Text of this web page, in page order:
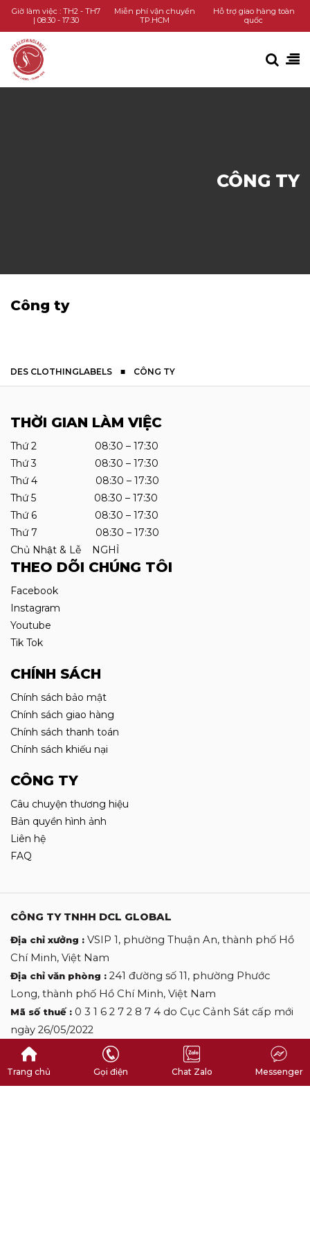
Giờ làm việc : TH2 - TH7
| 08:30 - 17:30
Miễn phí vận chuyển
TP.HCM
Hỗ trợ giao hàng toàn
quốc
CÔNG TY
Công ty
DES CLOTHINGLABELS ■ CÔNG TY
THỜI GIAN LÀM VIỆC
Thứ 2 08:30 – 17:30
Thứ 3 08:30 – 17:30
Thứ 4 08:30 – 17:30
Thứ 5 08:30 – 17:30
Thứ 6 08:30 – 17:30
Thứ 7 08:30 – 17:30
Chủ Nhật & Lễ NGHỈ
THEO DÕI CHÚNG TÔI
Facebook
Instagram
Youtube
Tik Tok
CHÍNH SÁCH
Chính sách bảo mật
Chính sách giao hàng
Chính sách thanh toán
Chính sách khiếu nại
CÔNG TY
Câu chuyện thương hiệu
Bản quyền hình ảnh
Liên hệ
FAQ
CÔNG TY TNHH DCL GLOBAL
Địa chỉ xưởng : VSIP 1, phường Thuận An, thành phố Hồ
Chí Minh, Việt Nam
Địa chỉ văn phòng : 241 đường số 11, phường Phước
Long, thành phố Hồ Chí Minh, Việt Nam
Mã số thuế : 0 3 1 6 2 7 2 8 7 4 do Cục Cảnh Sát cấp mới
ngày 26/05/2022
Hotline : 0 9 0 9 0 9 2 7 0 6
Email : desclothinglabels@gmail.com
TRANG CHỦ
DANH MỤC SẢN PHẨM
KIẾN THỨC
Trang chủ Gọi điện Chat Zalo Messenger